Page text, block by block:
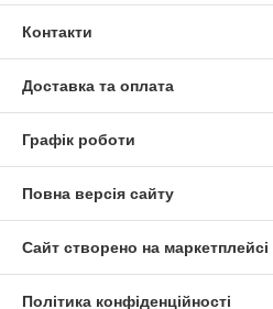
Контакти
Доставка та оплата
Графік роботи
Повна версія сайту
Сайт створено на маркетплейсі
Політика конфіденційності